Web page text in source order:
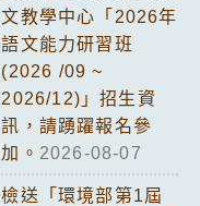
文教學中心「2026年
語文能力研習班
(2026 /09 ~
2026/12)」招生資
訊，請踴躍報名參
加。 2026-08-07
檢送「環境部第1屆